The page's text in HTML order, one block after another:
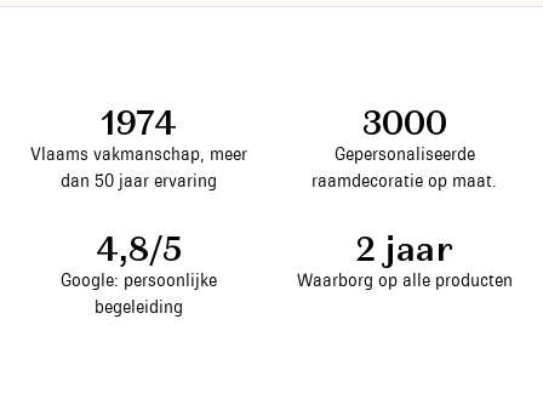
1974
Vlaams vakmanschap, meer
dan 50 jaar ervaring
3000
Gepersonaliseerde
raamdecoratie op maat.
4,8/5
Google: persoonlijke
begeleiding
2 jaar
Waarborg op alle producten